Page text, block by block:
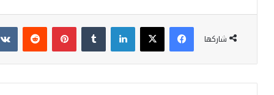
شاركها
فيسبوك‫X لينكدإن بينتيريست